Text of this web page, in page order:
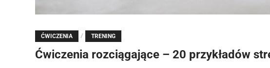
ĆWICZENIA / TRENING
Ćwiczenia rozciągające – 20 przykładów